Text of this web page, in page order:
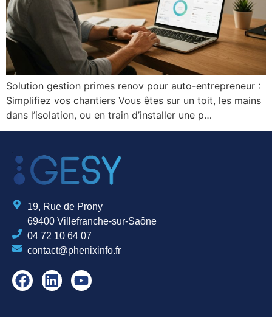
Solution gestion primes renov pour auto-entrepreneur :
Simplifiez vos chantiers Vous êtes sur un toit, les mains
dans l’isolation, ou en train d’installer une p…
19, Rue de Prony
69400 Villefranche-sur-Saône
04 72 10 64 07
contact@phenixinfo.fr